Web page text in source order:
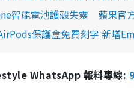
智能電池護殼失靈 蘋果官
保護盒免費刻字 新增
WhatsApp 報料專線: